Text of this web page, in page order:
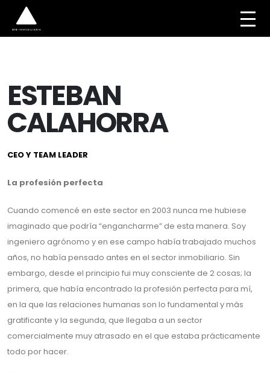
ESTEBAN
CALAHORRA
CEO Y TEAM LEADER
La profesión perfecta
Cuando comencé en este sector en 2003 nunca me hubiese
imaginado que podría “engancharme” de esta manera. Soy
ingeniero agrónomo y en ese campo había trabajado muchos
años, no había pensado antes en el sector inmobiliario. Sin
embargo, desde el principio fui muy consciente de 2 cosas; la
primera, que había encontrado la profesión perfecta para mí,
en la que las relaciones humanas son lo fundamental y más
gratificante y la segunda, que llegaba a un sector
comercialmente muy atrasado en el que estaba prácticamente
todo por hacer.